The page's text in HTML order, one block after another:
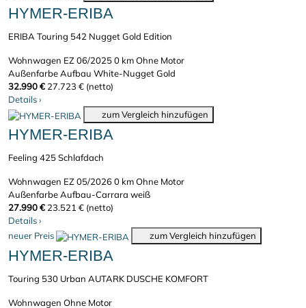
HYMER-ERIBA
ERIBA Touring 542 Nugget Gold Edition
Wohnwagen EZ 06/20250 kmOhne Motor
Außenfarbe Aufbau White-Nugget Gold
32.990 € 27.723 € (netto)
Details›
zum Vergleich hinzufügen
HYMER-ERIBA
Feeling 425 Schlafdach
Wohnwagen EZ 05/20260 kmOhne Motor
Außenfarbe Aufbau-Carrara weiß
27.990 € 23.521 € (netto)
Details›
neuer Preis
zum Vergleich hinzufügen
HYMER-ERIBA
Touring 530 Urban AUTARK DUSCHE KOMFORT
Wohnwagen Ohne Motor